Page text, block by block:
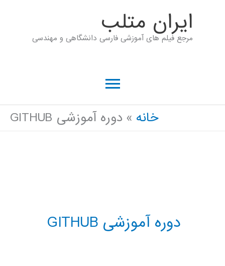
ايران متلب
مرجع فیلم های آموزشی فارسی دانشگاهی و مهندسی
فهرست
اصلی
خانه دوره آموزشی GITHUB
دوره آموزشی GITHUB